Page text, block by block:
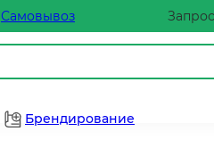
Самовывоз
Брендирование